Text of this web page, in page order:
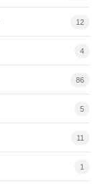
12
4
86
5
11
1